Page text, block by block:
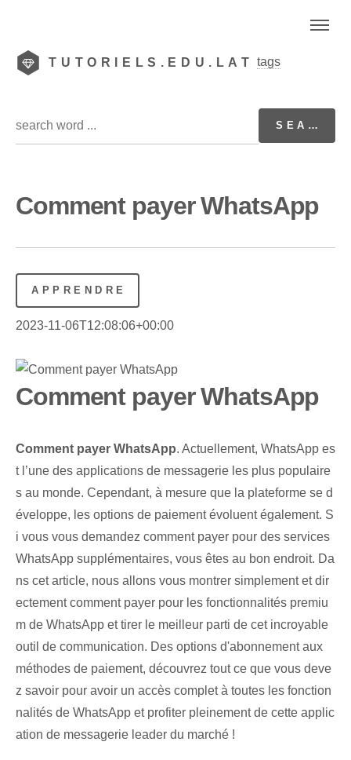
TUTORIELS.EDU.LAT tags
Comment payer WhatsApp
APPRENDRE
2023-11-06T12:08:06+00:00
Comment payer WhatsApp
Comment payer WhatsApp. Actuellement, WhatsApp es
t l’une des applications de messagerie les plus populaire
s au monde. Cependant, à mesure que la plateforme se d
éveloppe, les options de paiement évoluent également. ‌S
i vous vous demandez comment payer pour des services
WhatsApp supplémentaires, vous êtes au bon endroit. ⁤Da
ns cet article, nous allons vous montrer simplement et dir
ectement comment payer pour les fonctionnalités premiu
m de WhatsApp et ⁤tirer le meilleur parti de cet incroyable
outil de communication. Des options d'abonnement aux
méthodes de paiement, découvrez tout ce que vous deve
z savoir pour avoir un accès complet à toutes les fonction
nalités de WhatsApp et profiter pleinement de cette applic
ation de messagerie leader du marché !